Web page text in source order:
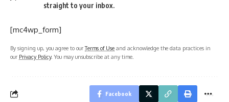
straight to your inbox.
[mc4wp_form]
By signing up, you agree to ourTerms of Use and acknowledge the data practices in
our Privacy Policy. You may unsubscribe at any time.
Facebook